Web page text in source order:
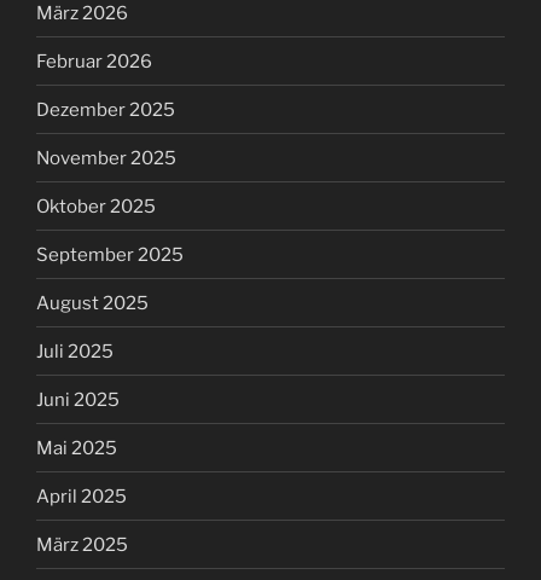
März 2026
Februar 2026
Dezember 2025
November 2025
Oktober 2025
September 2025
August 2025
Juli 2025
Juni 2025
Mai 2025
April 2025
März 2025